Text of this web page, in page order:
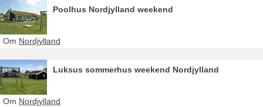
Poolhus Nordjylland weekend
Om Nordjylland
Luksus sommerhus weekend Nordjylland
Om Nordjylland